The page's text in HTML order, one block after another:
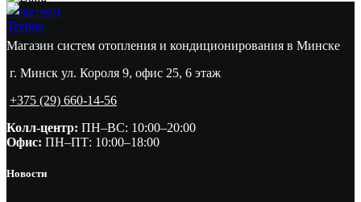
Новатерм
Techno
Магазин систем отопления и кондиционирования в Минске
г. Минск ул. Короля 9, офис 25, 6 этаж
+375 (29) 660-14-56
Колл-центр: ПН–ВС: 10:00–20:00​
Офис: ПН–ПТ: 10:00–18:00
Новости